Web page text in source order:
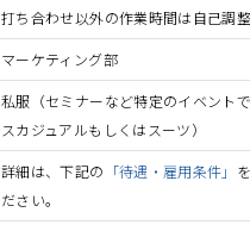
打ち合わせ以外の作業時間は自己調
マーケティング部
私服（セミナーなど特定のイベント
スカジュアルもしくはスーツ）
詳細は、下記の 「待遇・雇用条件」
ださい。